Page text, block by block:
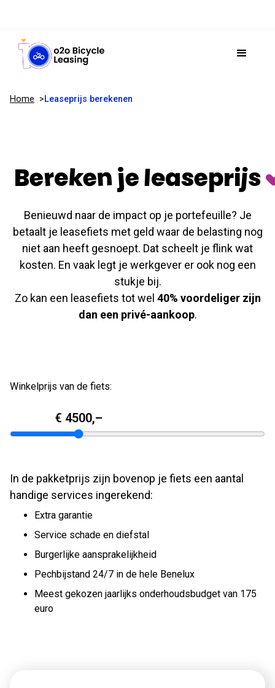
Home Leaseprijs berekenen
Bereken je leaseprijs
Benieuwd naar de impact op je portefeuille? Je
betaalt je leasefiets met geld waar de belasting nog
niet aan heeft gesnoept. Dat scheelt je flink wat
kosten. En vaak legt je werkgever er ook nog een
stukje bij.
Zo kan een leasefiets tot wel 40% voordeliger zijn
dan een privé-aankoop.
Winkelprijs van de fiets:
4500
In de pakketprijs zijn bovenop je fiets een aantal
handige services ingerekend:
Extra garantie
Service schade en diefstal
Burgerlijke aansprakelijkheid
Pechbijstand 24/7 in de hele Benelux
Meest gekozen jaarlijks onderhoudsbudget van 175
euro